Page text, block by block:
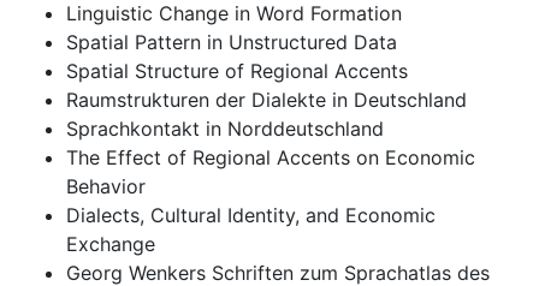
Linguistic Change in Word Formation
Spatial Pattern in Unstructured Data
Spatial Structure of Regional Accents
Raumstrukturen der Dialekte in Deutschland
Sprachkontakt in Norddeutschland
The Effect of Regional Accents on Economic
Behavior
Dialects, Cultural Identity, and Economic
Exchange
Georg Wenkers Schriften zum Sprachatlas des